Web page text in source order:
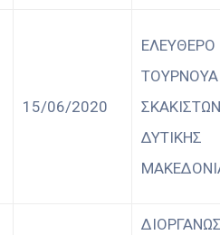
15/06/2020
ΕΛΕΥΘΕΡΟ
ΤΟΥΡΝΟΥΑ
ΣΚΑΚΙΣΤΩΝ
ΔΥΤΙΚΗΣ